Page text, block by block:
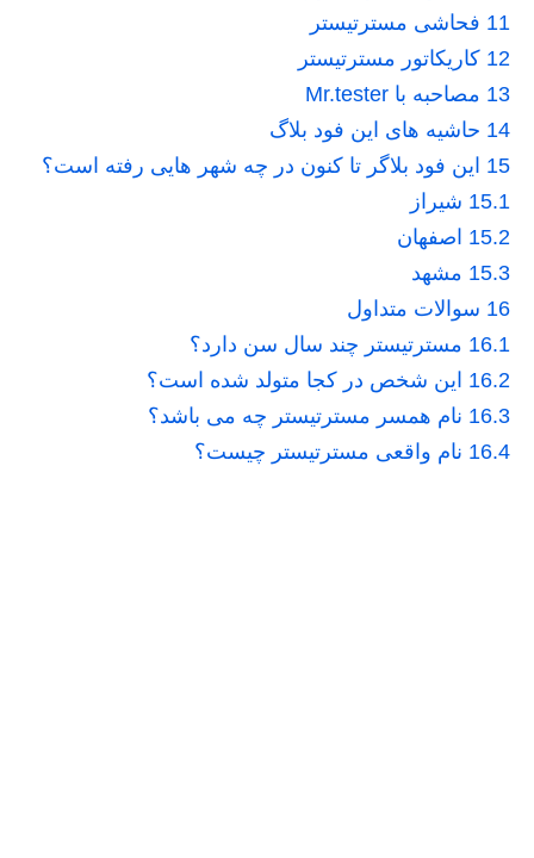
11 فحاشی مسترتیستر
12 کاریکاتور مسترتیستر
13 مصاحبه با Mr.tester
14 حاشیه های این فود بلاگ
15 این فود بلاگر تا کنون در چه شهر هایی رفته است؟
15.1 شیراز
15.2 اصفهان
15.3 مشهد
16 سوالات متداول
16.1 مسترتیستر چند سال سن دارد؟
16.2 این شخص در کجا متولد شده است؟
16.3 نام همسر مسترتیستر چه می باشد؟
16.4 نام واقعی مسترتیستر چیست؟